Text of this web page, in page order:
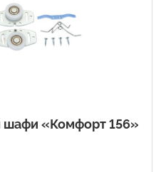
шафи «Комфорт 156»